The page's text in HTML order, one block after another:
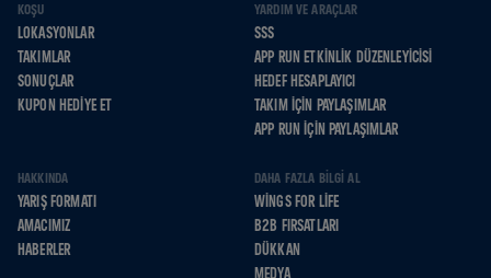
KOŞU
LOKASYONLAR
TAKIMLAR
SONUÇLAR
KUPON HEDIYE ET
YARDIM VE ARAÇLAR
SSS
APP RUN ETKINLIK DÜZENLEYICISI
HEDEF HESAPLAYICI
TAKIM İÇIN PAYLAŞIMLAR
APP RUN İÇIN PAYLAŞIMLAR
HAKKINDA
YARIŞ FORMATI
AMACIMIZ
HABERLER
DAHA FAZLA BILGI AL
WINGS FOR LIFE
B2B FIRSATLARI
DÜKKAN
MEDYA